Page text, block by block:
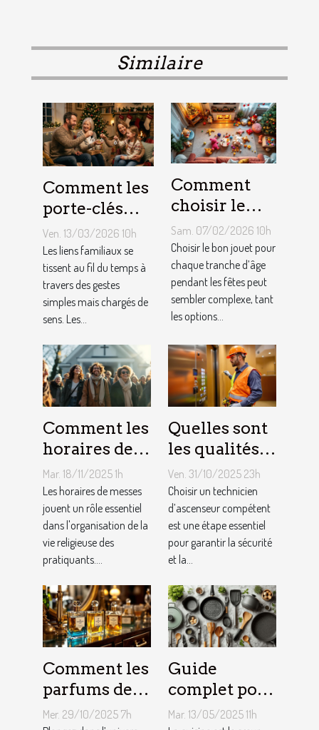
Similaire
Comment les
porte-clés
personnalisés
peuvent
renforcer les
liens
familiaux ?
Ven. 13/03/2026 10h
Les liens familiaux se
tissent au fil du temps à
travers des gestes
simples mais chargés de
sens. Les...
Comment
choisir le
jouet idéal
pour chaque
âge lors des
fêtes ?
Sam. 07/02/2026 10h
Choisir le bon jouet pour
chaque tranche d’âge
pendant les fêtes peut
sembler complexe, tant
les options...
Comment les
horaires de
messes
facilitent la
vie des
pratiquants ?
Mar. 18/11/2025 1h
Les horaires de messes
jouent un rôle essentiel
dans l'organisation de la
vie religieuse des
pratiquants....
Quelles sont
les qualités à
rechercher
chez un
technicien
d’ascenseur ?
Ven. 31/10/2025 23h
Choisir un technicien
d’ascenseur compétent
est une étape essentiel
pour garantir la sécurité
et la...
Comment les
parfums des
années folles
Mer. 29/10/2025 7h
Guide
complet pour
choisir le
Mar. 13/05/2025 11h